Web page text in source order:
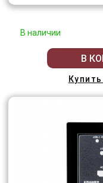
В наличии
В